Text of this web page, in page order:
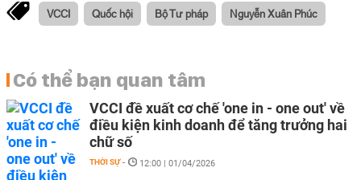
VCCI Quốc hội Bộ Tư pháp Nguyễn Xuân Phúc
Có thể bạn quan tâm
VCCI đề xuất cơ chế 'one in - one out' về
điều kiện kinh doanh để tăng trưởng hai
chữ số
THỜI SỰ - 12:00 | 01/04/2026